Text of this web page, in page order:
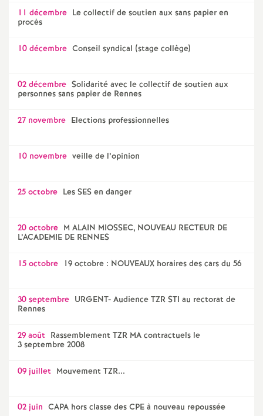
11 décembre Le collectif de soutien aux sans papier en
procès
10 décembre Conseil syndical (stage collège)
02 décembre Solidarité avec le collectif de soutien aux
personnes sans papier de Rennes
27 novembre Elections professionnelles
10 novembre veille de l’opinion
25 octobre Les SES en danger
20 octobre M ALAIN MIOSSEC, NOUVEAU RECTEUR DE
L’ACADEMIE DE RENNES
15 octobre 19 octobre : NOUVEAUX horaires des cars du 56
30 septembre URGENT- Audience TZR STI au rectorat de
Rennes
29 août Rassemblement TZR MA contractuels le
3 septembre 2008
09 juillet Mouvement TZR...
02 juin CAPA hors classe des CPE à nouveau repoussée